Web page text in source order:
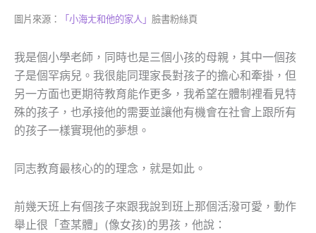
圖片來源： 「小海ㄤ和他的家人」 臉書粉絲頁
我是個小學老師，同時也是三個小孩的母親，其中一個孩
子是個罕病兒。我很能同理家長對孩子的擔心和牽掛，但
另一方面也更期待教育能作更多，我希望在體制裡看見特
殊的孩子，也承接他的需要並讓他有機會在社會上跟所有
的孩子一樣實現他的夢想。
同志教育最核心的的理念，就是如此。
前幾天班上有個孩子來跟我說到班上那個活潑可愛，動作
舉止很「查某體」(像女孩)的男孩，他說：